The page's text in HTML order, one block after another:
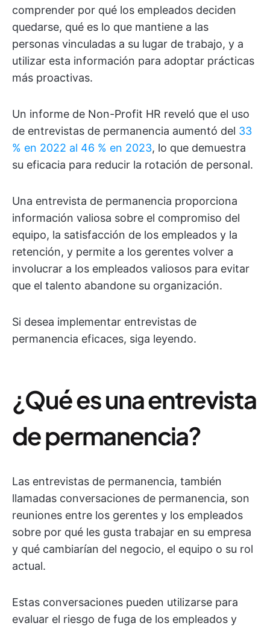
comprender por qué los empleados deciden
quedarse, qué es lo que mantiene a las
personas vinculadas a su lugar de trabajo, y a
utilizar esta información para adoptar prácticas
más proactivas.
Un informe de Non-Profit HR reveló que el uso
de entrevistas de permanencia aumentó del 33
% en 2022 al 46 % en 2023, lo que demuestra
su eficacia para reducir la rotación de personal.
Una entrevista de permanencia proporciona
información valiosa sobre el compromiso del
equipo, la satisfacción de los empleados y la
retención, y permite a los gerentes volver a
involucrar a los empleados valiosos para evitar
que el talento abandone su organización.
Si desea implementar entrevistas de
permanencia eficaces, siga leyendo.
¿Qué es una entrevista
de permanencia?
Las entrevistas de permanencia, también
llamadas conversaciones de permanencia, son
reuniones entre los gerentes y los empleados
sobre por qué les gusta trabajar en su empresa
y qué cambiarían del negocio, el equipo o su rol
actual.
Estas conversaciones pueden utilizarse para
evaluar el riesgo de fuga de los empleados y